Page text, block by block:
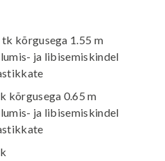
tk kõrgusega 1.55 m
ja libisemiskindel
kõrgusega 0.65 m
ja libisemiskindel